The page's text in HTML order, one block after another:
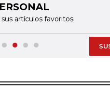
artículos favoritos